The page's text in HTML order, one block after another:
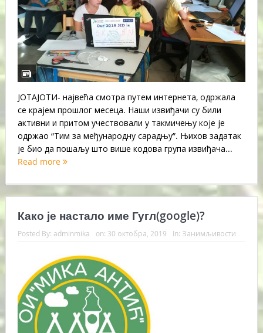
ЈОТАЈОТИ- највећа смотра путем интернета, одржала
се крајем прошлог месеца. Наши извиђачи су били
активни и притом учествовали у такмичењу које је
одржао “Тим за међународну сарадњу”. Њихов задатак
је био да пошаљу што више кодова група извиђача...
Read more
Како је настало име Гугл(google)?
Posted By: adminmika on: 30 октобра, 2019 In: Занимљивости